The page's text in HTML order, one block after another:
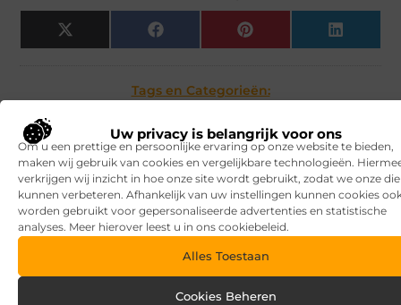
Uw privacy is belangrijk voor ons
Om u een prettige en persoonlijke ervaring op onze website te bieden,
maken wij gebruik van cookies en vergelijkbare technologieën.
verkrijgen wij inzicht in hoe onze site wordt gebruikt, zodat we onze
kunnen verbeteren. Afhankelijk van uw instellingen kunnen cookies
worden gebruikt voor gepersonaliseerde advertenties en statistische
analyses. Meer hierover leest u in ons cookiebeleid.
Alles Toestaan
Cookies Beheren
X
(Twitter)
Facebook Pinterest LinkedIn
Tags en Categorieën:
Wonen
DEEL DIT:
Begin vandaag nog
met bloggen opV.I.P.
Baits
Registreer hier